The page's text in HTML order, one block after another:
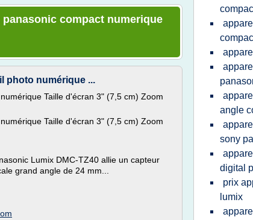
compact numerique
photo numérique ...
Taille d'écran 3" (7,5 cm) Zoom
Taille d'écran 3" (7,5 cm) Zoom
Lumix DMC-TZ40 allie un capteur
grand angle de 24 mm...
angle
sony
digital
prix
lumix